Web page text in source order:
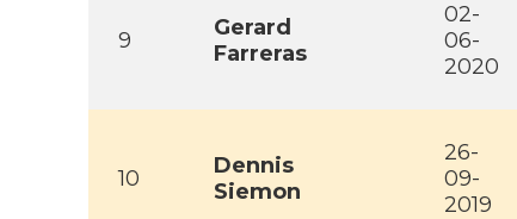
9
Gerard
Farreras
02-
06-
2020
10
Dennis
Siemon
26-
09-
2019